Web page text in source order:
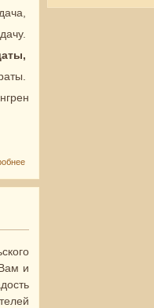
о Что подарить малышу на один
и